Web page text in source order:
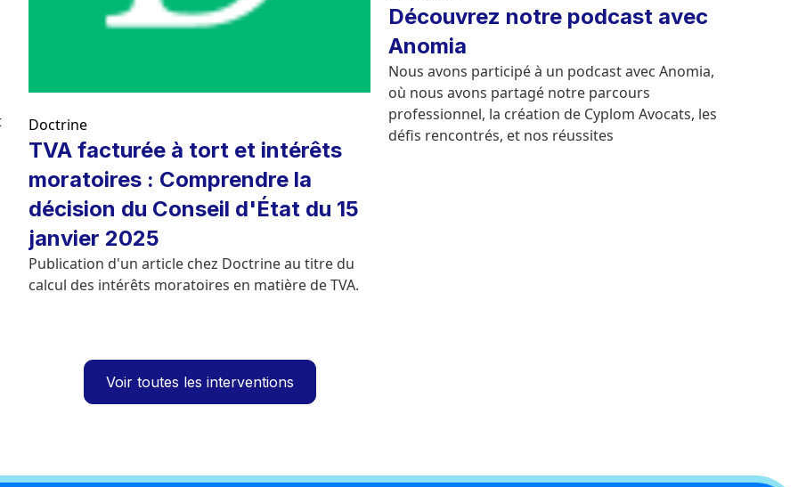
Doctrine
TVA facturée à tort et intérêts
moratoires : Comprendre la
décision du Conseil d'État du 15
janvier 2025
Publication d'un article chez Doctrine au titre du
calcul des intérêts moratoires en matière de TVA.
Découvrez notre podcast avec
Anomia
Nous avons participé à un podcast avec Anomia,
où nous avons partagé notre parcours
professionnel, la création de Cyplom Avocats, les
défis rencontrés, et nos réussites
Voir toutes les interventions